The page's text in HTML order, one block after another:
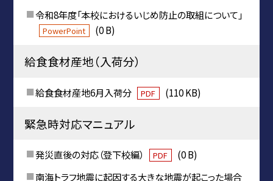
令和8年度「本校におけるいじめ防止の取組について」
PowerPoint (0 B)
給食食材産地（入荷分）
給食食材産地6月入荷分 PDF (110 KB)
緊急時対応マニュアル
発災直後の対応（登下校編） PDF
(0 B)
南海トラフ地震に起因する大きな地震が起こった場合